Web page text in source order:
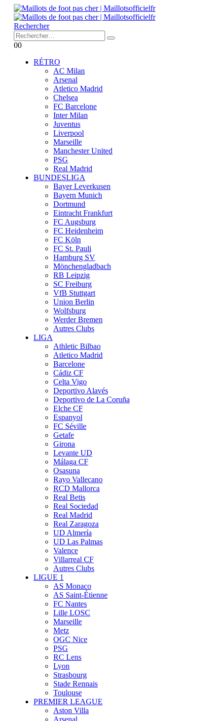
Rechercher
00
RÉTRO
AC Milan
Arsenal
Atletico Madrid
Chelsea
FC Barcelone
Inter Milan
Juventus
Liverpool
Marseille
Manchester United
PSG
Real Madrid
BUNDESLIGA
Bayer Leverkusen
Bayern Munich
Dortmund
Eintracht Frankfurt
FC Augsburg
FC Heidenheim
FC Köln
FC St. Pauli
Hamburg SV
Mönchengladbach
RB Leipzig
SC Freiburg
VfB Stuttgart
Union Berlin
Wolfsburg
Werder Bremen
Autres Clubs
LIGA
Athletic Bilbao
Atletico Madrid
Barcelone
Cádiz CF
Celta Vigo
Deportivo Alavés
Deportivo de La Coruña
Elche CF
Espanyol
FC Séville
Getafe
Girona
Levante UD
Málaga CF
Osasuna
Rayo Vallecano
RCD Mallorca
Real Betis
Real Sociedad
Real Madrid
Real Zaragoza
UD Almería
UD Las Palmas
Valence
Villarreal CF
Autres Clubs
LIGUE 1
AS Monaco
AS Saint-Étienne
FC Nantes
Lille LOSC
Marseille
Metz
OGC Nice
PSG
RC Lens
Lyon
Strasbourg
Stade Rennais
Toulouse
PREMIER LEAGUE
Aston Villa
Arsenal